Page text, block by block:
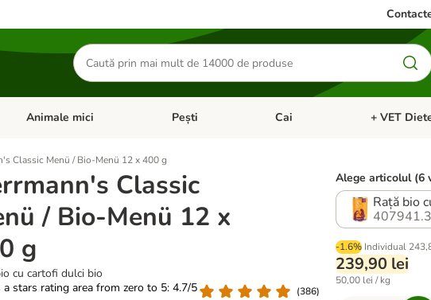
Căutare
produse
categorii: Pisici
Deschideți meniul cu categorii: Păsări
Animale mici Deschideți meniul cu categorii: Animale mici
Pești Deschideți meniul cu categorii:
Cai Deschideți
+ VET
Classic Menü / Bio-Menü 12 x 400 g
Classic
/ Bio-Menü 12 x
g
cu cartofi dulci bio
a stars rating area from zero to 5: 4.7/5
(386)
Alege articolul (6
Rață bio
-1.6% Individual
239,90 lei
50,00 lei / kg